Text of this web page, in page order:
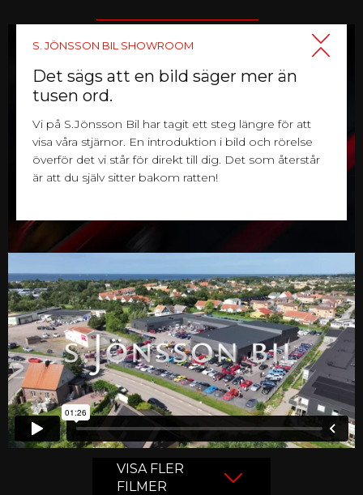
S. JÖNSSON BIL SHOWROOM
Det sägs att en bild säger mer än
tusen ord.
Vi på S.Jönsson Bil har tagit ett steg längre för att
visa våra stjärnor. En introduktion i bild och rörelse
överför det vi står för direkt till dig. Det som återstår
är att du själv sitter bakom ratten!
VISA FLER
FILMER